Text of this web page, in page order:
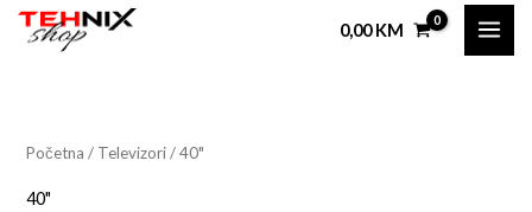
Skip
0,00KM
Početna / Televizori/ 40"
40"